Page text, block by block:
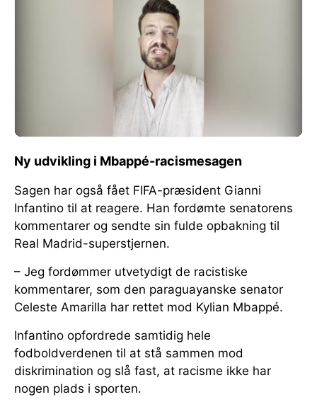
Ny udvikling i Mbappé-racismesagen
Sagen har også fået FIFA-præsident Gianni
Infantino til at reagere. Han fordømte senatorens
kommentarer og sendte sin fulde opbakning til
Real Madrid-superstjernen.
– Jeg fordømmer utvetydigt de racistiske
kommentarer, som den paraguayanske senator
Celeste Amarilla har rettet mod Kylian Mbappé.
Infantino opfordrede samtidig hele
fodboldverdenen til at stå sammen mod
diskrimination og slå fast, at racisme ikke har
nogen plads i sporten.